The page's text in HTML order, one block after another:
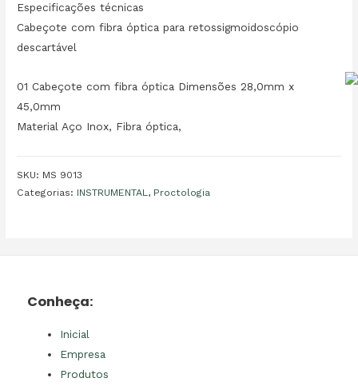
Especificações técnicas
Cabeçote com fibra óptica para retossigmoidoscópio
descartável
01 Cabeçote com fibra óptica Dimensões 28,0mm x
45,0mm
Material Aço Inox, Fibra óptica,
SKU: MS 9013
Categorias: INSTRUMENTAL, Proctologia
Conheça:
Inicial
Empresa
Produtos